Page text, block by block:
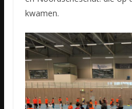
kwamen.